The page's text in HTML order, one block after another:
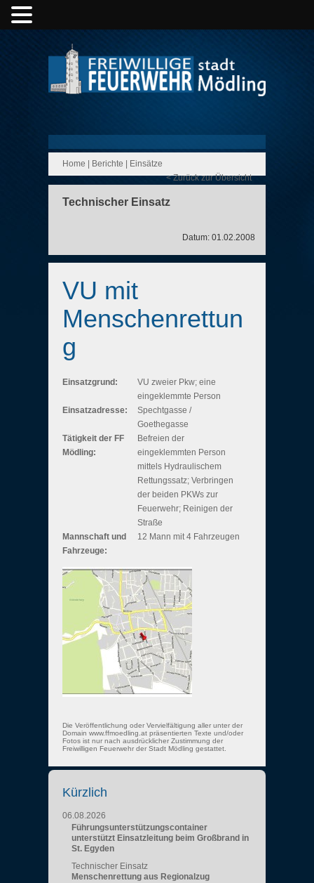
Home Berichte
Einsätze
< Zurück zur Übersicht
Technischer Einsatz
Datum: 01.02.2008
VU mit
Menschenrettun
g
Einsatzgrund:
VU zweier Pkw; eine
eingeklemmte Person
Einsatzadresse:
Spechtgasse /
Goethegasse
Tätigkeit der FF
Mödling:
Befreien der
eingeklemmten Person
mittels Hydraulischem
Rettungssatz; Verbringen
der beiden PKWs zur
Feuerwehr; Reinigen der
Straße
Mannschaft und
Fahrzeuge:
12 Mann mit 4 Fahrzeugen
Die Veröffentlichung oder Vervielfältigung aller unter der
Domain www.ffmoedling.at präsentierten Texte und/oder
Fotos ist nur nach ausdrücklicher Zustimmung der
Freiwilligen Feuerwehr der Stadt Mödling gestattet.
Kürzlich
06.08.2026
Führungsunterstützungscontainer
unterstützt Einsatzleitung beim Großbrand in
St. Egyden
Technischer Einsatz
Menschenrettung aus Regionalzug